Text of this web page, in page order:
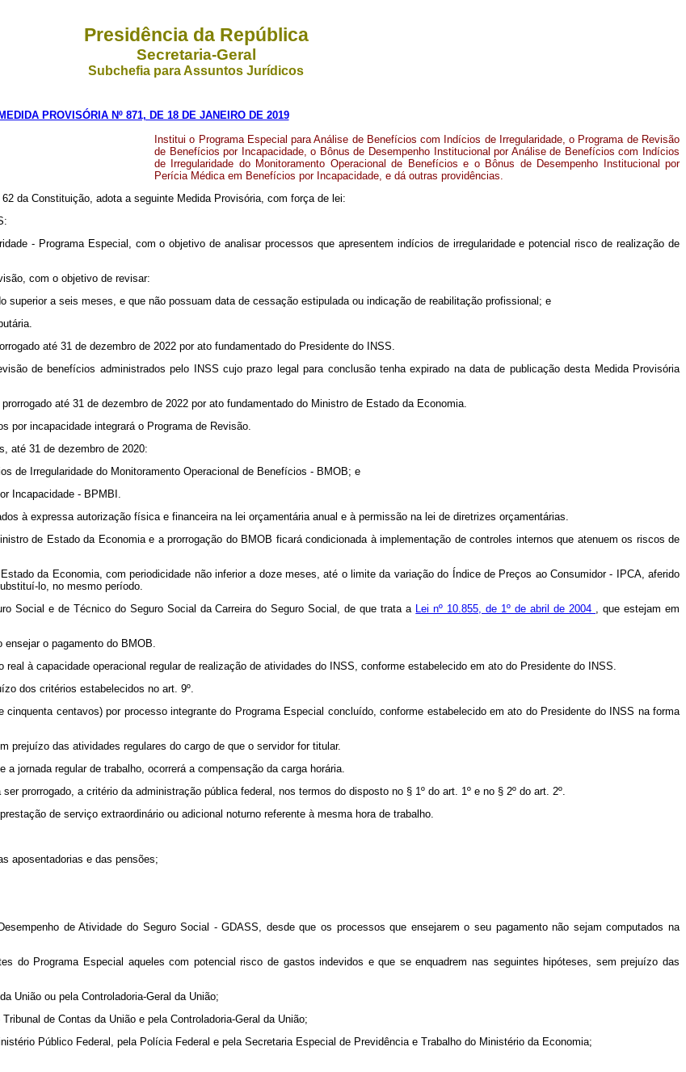
Presidência da República
Secretaria-Geral
Subchefia para Assuntos Jurídicos
MEDIDA PROVISÓRIA Nº 871, DE 18 DE JANEIRO DE 2019
Institui o Programa Especial para Análise de Benefícios com Indícios de Irregularidade, o Programa de Revisão
de Benefícios por Incapacidade, o Bônus de Desempenho Institucional por Análise de Benefícios com Indícios
de Irregularidade do Monitoramento Operacional de Benefícios e o Bônus de Desempenho Institucional por
Perícia Médica em Benefícios por Incapacidade, e dá outras providências.
da Constituição, adota a seguinte Medida Provisória, com força de lei:
- Programa Especial, com o objetivo de analisar processos que apresentem indícios de irregularidade e potencial risco de realização de
com o objetivo de revisar:
a seis meses, e que não possuam data de cessação estipulada ou indicação de reabilitação profissional; e
até 31 de dezembro de 2022 por ato fundamentado do Presidente do INSS.
de benefícios administrados pelo INSS cujo prazo legal para conclusão tenha expirado na data de publicação desta Medida Provisória
até 31 de dezembro de 2022 por ato fundamentado do Ministro de Estado da Economia.
por incapacidade integrará o Programa de Revisão.
até 31 de dezembro de 2020:
de Irregularidade do Monitoramento Operacional de Benefícios - BMOB; e
Incapacidade - BPMBI.
à expressa autorização física e financeira na lei orçamentária anual e à permissão na lei de diretrizes orçamentárias.
de Estado da Economia e a prorrogação do BMOB ficará condicionada à implementação de controles internos que atenuem os riscos de
da Economia, com periodicidade não inferior a doze meses, até o limite da variação do Índice de Preços ao Consumidor - IPCA, aferido
lo, no mesmo período.
Social e de Técnico do Seguro Social da Carreira do Seguro Social, de que trata a Lei nº 10.855, de 1º de abril de 2004 , que estejam em
ensejar o pagamento do BMOB.
à capacidade operacional regular de realização de atividades do INSS, conforme estabelecido em ato do Presidente do INSS.
dos critérios estabelecidos no art. 9º.
centavos) por processo integrante do Programa Especial concluído, conforme estabelecido em ato do Presidente do INSS na forma
prejuízo das atividades regulares do cargo de que o servidor for titular.
jornada regular de trabalho, ocorrerá a compensação da carga horária.
prorrogado, a critério da administração pública federal, nos termos do disposto no § 1º do art. 1º e no § 2º do art. 2º.
de serviço extraordinário ou adicional noturno referente à mesma hora de trabalho.
aposentadorias e das pensões;
de Atividade do Seguro Social - GDASS, desde que os processos que ensejarem o seu pagamento não sejam computados na
do Programa Especial aqueles com potencial risco de gastos indevidos e que se enquadrem nas seguintes hipóteses, sem prejuízo das
União ou pela Controladoria-Geral da União;
de Contas da União e pela Controladoria-Geral da União;
Público Federal, pela Polícia Federal e pela Secretaria Especial de Previdência e Trabalho do Ministério da Economia;